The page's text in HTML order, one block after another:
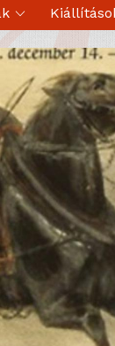
expand_more